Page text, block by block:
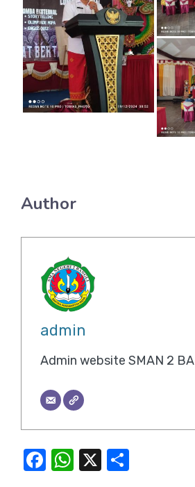
Author
admin
Admin website SMAN 2
F
W X